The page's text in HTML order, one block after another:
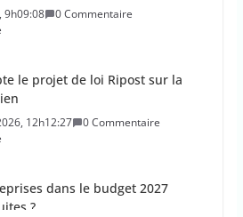
9h09:08
0 Commentaire
le projet de loi Ripost sur la
12h12:27
0 Commentaire
dans le budget 2027
?